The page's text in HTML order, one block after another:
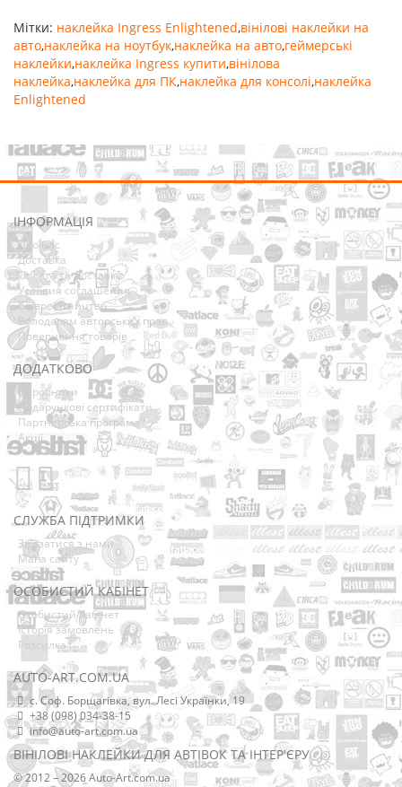
Мітки: наклейка Ingress Enlightened,вінілові наклейки на
авто,наклейка на ноутбук,наклейка на авто,геймерські
наклейки,наклейка Ingress купити,вінілова
наклейка,наклейка для ПК,наклейка для консолі,наклейка
Enlightened
ІНФОРМАЦІЯ
Про нас
Доставка
Оплата та Доставка
Условия соглашения
Співробітництво
Володарям авторських прав
Повернення товарів
ДОДАТКОВО
Виробники
Подарункові сертифікати
Партнерська програма
Акції
СЛУЖБА ПІДТРИМКИ
Зв’язатися з нами
Мапа сайту
ОСОБИСТИЙ КАБІНЕТ
Особистий Кабінет
Історія замовлень
Розсилка
AUTO-ART.COM.UA
с. Соф. Борщагівка, вул. Лесі Українки, 19
+38 (098) 034-38-15
info@auto-art.com.ua
ВІНІЛОВІ НАКЛЕЙКИ ДЛЯ АВТІВОК ТА ІНТЕР'ЄРУ
© 2012 – 2026 Auto-Art.com.ua